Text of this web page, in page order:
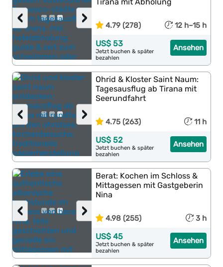
›
‹ 4.79 (278) 12 h–15 h
Ansehen
US$ 53
Jetzt buchen & später
bezahlen
›
‹
Ohrid & Kloster Saint Naum:
Tagesausflug ab Tirana mit
Seerundfahrt
4.75 (263) 11 h
Ansehen
US$ 52
Jetzt buchen & später
bezahlen
›
‹
Berat: Kochen im Schloss &
Mittagessen mit Gastgeberin
Nina
4.98 (255) 3 h
Ansehen
US$ 45
Jetzt buchen & später
bezahlen